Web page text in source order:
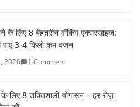
के लिए 8 बेहतरीन वॉकिंग एक्सरसाइज:
पाएं 3-4 किलो कम वजन
2026 1 Comment
लिए 8 शक्तिशाली योगासन – हर रोज़